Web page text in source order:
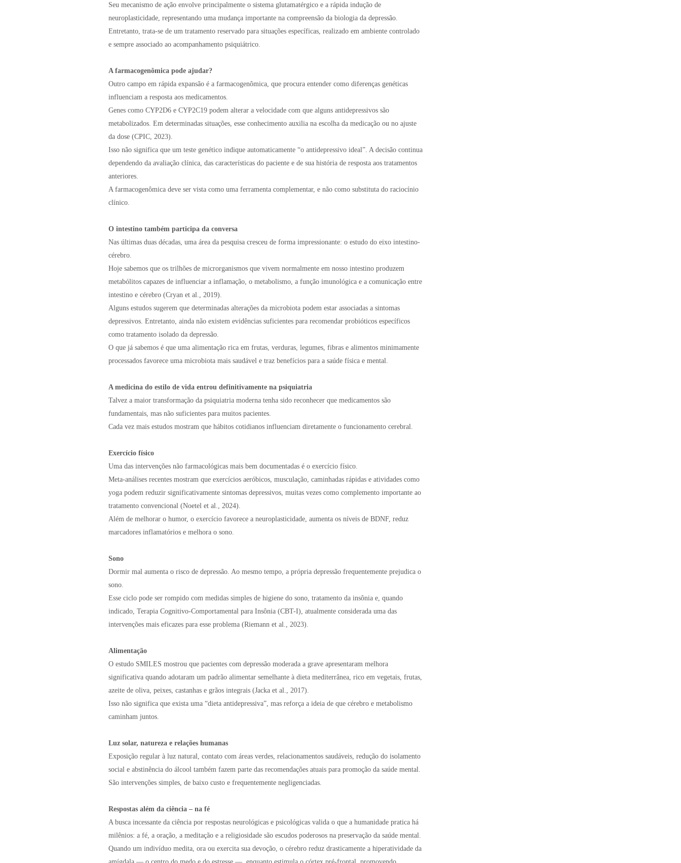
Seu mecanismo de ação envolve principalmente o sistema glutamatérgico e a rápida indução de
neuroplasticidade, representando uma mudança importante na compreensão da biologia da depressão.
Entretanto, trata-se de um tratamento reservado para situações específicas, realizado em ambiente controlado
e sempre associado ao acompanhamento psiquiátrico.
A farmacogenômica pode ajudar?
Outro campo em rápida expansão é a farmacogenômica, que procura entender como diferenças genéticas
influenciam a resposta aos medicamentos.
Genes como CYP2D6 e CYP2C19 podem alterar a velocidade com que alguns antidepressivos são
metabolizados. Em determinadas situações, esse conhecimento auxilia na escolha da medicação ou no ajuste
da dose (CPIC, 2023).
Isso não significa que um teste genético indique automaticamente “o antidepressivo ideal”. A decisão continua
dependendo da avaliação clínica, das características do paciente e de sua história de resposta aos tratamentos
anteriores.
A farmacogenômica deve ser vista como uma ferramenta complementar, e não como substituta do raciocínio
clínico.
O intestino também participa da conversa
Nas últimas duas décadas, uma área da pesquisa cresceu de forma impressionante: o estudo do eixo intestino-
cérebro.
Hoje sabemos que os trilhões de microrganismos que vivem normalmente em nosso intestino produzem
metabólitos capazes de influenciar a inflamação, o metabolismo, a função imunológica e a comunicação entre
intestino e cérebro (Cryan et al., 2019).
Alguns estudos sugerem que determinadas alterações da microbiota podem estar associadas a sintomas
depressivos. Entretanto, ainda não existem evidências suficientes para recomendar probióticos específicos
como tratamento isolado da depressão.
O que já sabemos é que uma alimentação rica em frutas, verduras, legumes, fibras e alimentos minimamente
processados favorece uma microbiota mais saudável e traz benefícios para a saúde física e mental.
A medicina do estilo de vida entrou definitivamente na psiquiatria
Talvez a maior transformação da psiquiatria moderna tenha sido reconhecer que medicamentos são
fundamentais, mas não suficientes para muitos pacientes.
Cada vez mais estudos mostram que hábitos cotidianos influenciam diretamente o funcionamento cerebral.
Exercício físico
Uma das intervenções não farmacológicas mais bem documentadas é o exercício físico.
Meta-análises recentes mostram que exercícios aeróbicos, musculação, caminhadas rápidas e atividades como
yoga podem reduzir significativamente sintomas depressivos, muitas vezes como complemento importante ao
tratamento convencional (Noetel et al., 2024).
Além de melhorar o humor, o exercício favorece a neuroplasticidade, aumenta os níveis de BDNF, reduz
marcadores inflamatórios e melhora o sono.
Sono
Dormir mal aumenta o risco de depressão. Ao mesmo tempo, a própria depressão frequentemente prejudica o
sono.
Esse ciclo pode ser rompido com medidas simples de higiene do sono, tratamento da insônia e, quando
indicado, Terapia Cognitivo-Comportamental para Insônia (CBT-I), atualmente considerada uma das
intervenções mais eficazes para esse problema (Riemann et al., 2023).
Alimentação
O estudo SMILES mostrou que pacientes com depressão moderada a grave apresentaram melhora
significativa quando adotaram um padrão alimentar semelhante à dieta mediterrânea, rico em vegetais, frutas,
azeite de oliva, peixes, castanhas e grãos integrais (Jacka et al., 2017).
Isso não significa que exista uma “dieta antidepressiva”, mas reforça a ideia de que cérebro e metabolismo
caminham juntos.
Luz solar, natureza e relações humanas
Exposição regular à luz natural, contato com áreas verdes, relacionamentos saudáveis, redução do isolamento
social e abstinência do álcool também fazem parte das recomendações atuais para promoção da saúde mental.
São intervenções simples, de baixo custo e frequentemente negligenciadas.
Respostas além da ciência – na fé
A busca incessante da ciência por respostas neurológicas e psicológicas valida o que a humanidade pratica há
milênios: a fé, a oração, a meditação e a religiosidade são escudos poderosos na preservação da saúde mental.
Quando um indivíduo medita, ora ou exercita sua devoção, o cérebro reduz drasticamente a hiperatividade da